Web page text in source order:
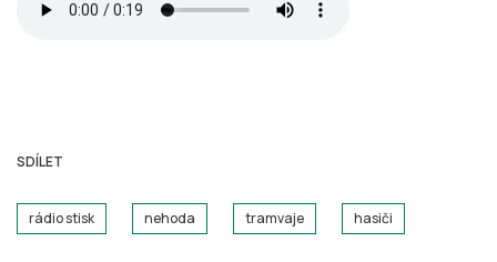
SDÍLET
rádio stisk nehoda tramvaje hasiči